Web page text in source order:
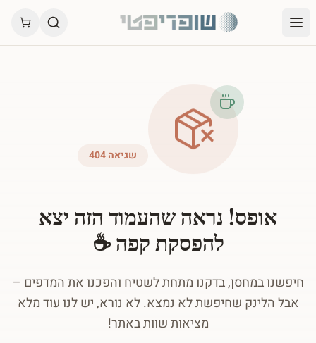
שגיאה 404
אופס! נראה שהעמוד הזה יצא
להפסקת קפה ☕
חיפשנו במחסן, בדקנו מתחת לשטיח והפכנו את המדפים –
אבל הלינק שחיפשת לא נמצא. לא נורא, יש לנו עוד מלא
מציאות שוות באתר!